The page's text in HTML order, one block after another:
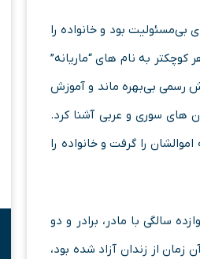
بی‌مسئولیت بود و خانواده را
به نام های “ماریانه”
رسمی بی‌بهره ماند و آموزش
های سوری و عربی آشنا کرد.
را گرفت و خانواده را
به آمریکا کوچ کند. در ۲۵ ژوئن سال ۱۸۹۵، جبران در دوازده سالگی با مادر، برادر و دو
از زندان آزاد شده بود،